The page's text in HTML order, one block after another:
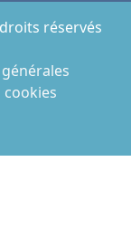
réservés
cookies